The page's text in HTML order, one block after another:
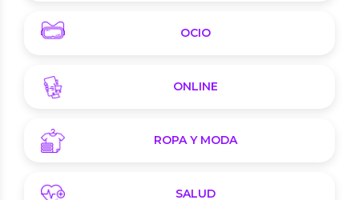
OCIO
ONLINE
ROPA Y MODA
SALUD